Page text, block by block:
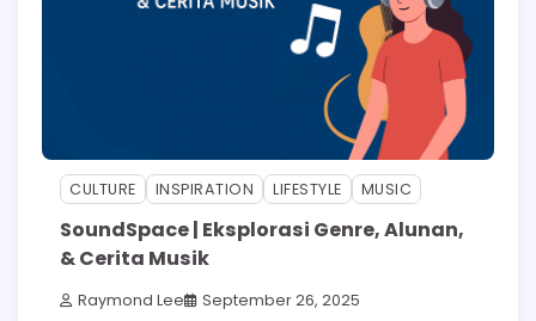
CULTURE INSPIRATION LIFESTYLE MUSIC
SoundSpace | Eksplorasi Genre, Alunan,
& Cerita Musik
Raymond Lee September 26, 2025